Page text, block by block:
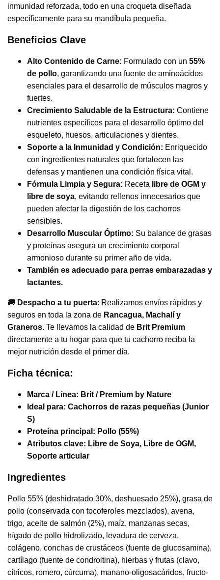
inmunidad reforzada, todo en una croqueta diseñada
específicamente para su mandíbula pequeña.
Beneficios Clave
Alto Contenido de Carne: Formulado con un 55%
de pollo, garantizando una fuente de aminoácidos
esenciales para el desarrollo de músculos magros y
fuertes.
Crecimiento Saludable de la Estructura: Contiene
nutrientes específicos para el desarrollo óptimo del
esqueleto, huesos, articulaciones y dientes.
Soporte a la Inmunidad y Condición: Enriquecido
con ingredientes naturales que fortalecen las
defensas y mantienen una condición física vital.
Fórmula Limpia y Segura: Receta libre de OGM y
libre de soya, evitando rellenos innecesarios que
pueden afectar la digestión de los cachorros
sensibles.
Desarrollo Muscular Óptimo: Su balance de grasas
y proteínas asegura un crecimiento corporal
armonioso durante su primer año de vida.
También es adecuado para perras embarazadas y
lactantes.
🚚 Despacho a tu puerta: Realizamos envíos rápidos y
seguros en toda la zona de Rancagua, Machalí y
Graneros. Te llevamos la calidad de Brit Premium
directamente a tu hogar para que tu cachorro reciba la
mejor nutrición desde el primer día.
Ficha técnica:
Marca / Línea: Brit / Premium by Nature
Ideal para: Cachorros de razas pequeñas (Junior
S)
Proteína principal: Pollo (55%)
Atributos clave: Libre de Soya, Libre de OGM,
Soporte articular
Ingredientes
Pollo 55% (deshidratado 30%, deshuesado 25%), grasa de
pollo (conservada con tocoferoles mezclados), avena,
trigo, aceite de salmón (2%), maíz, manzanas secas,
hígado de pollo hidrolizado, levadura de cerveza,
colágeno, conchas de crustáceos (fuente de glucosamina),
cartílago (fuente de condroitina), hierbas y frutas (clavo,
cítricos, romero, cúrcuma), manano-oligosacáridos, fructo-